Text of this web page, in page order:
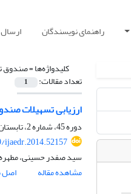
راهنمای نویسندگان ارسال
کلیدواژه‌ها =صندوق
تعداد مقالات: 1
ارزیابی تسهیلات
دوره 45، شماره 2، تابستان 1393، صفحه
ijaedr.2014.52157
سید صفدر حسینی،
مشاهده مقاله
اصل